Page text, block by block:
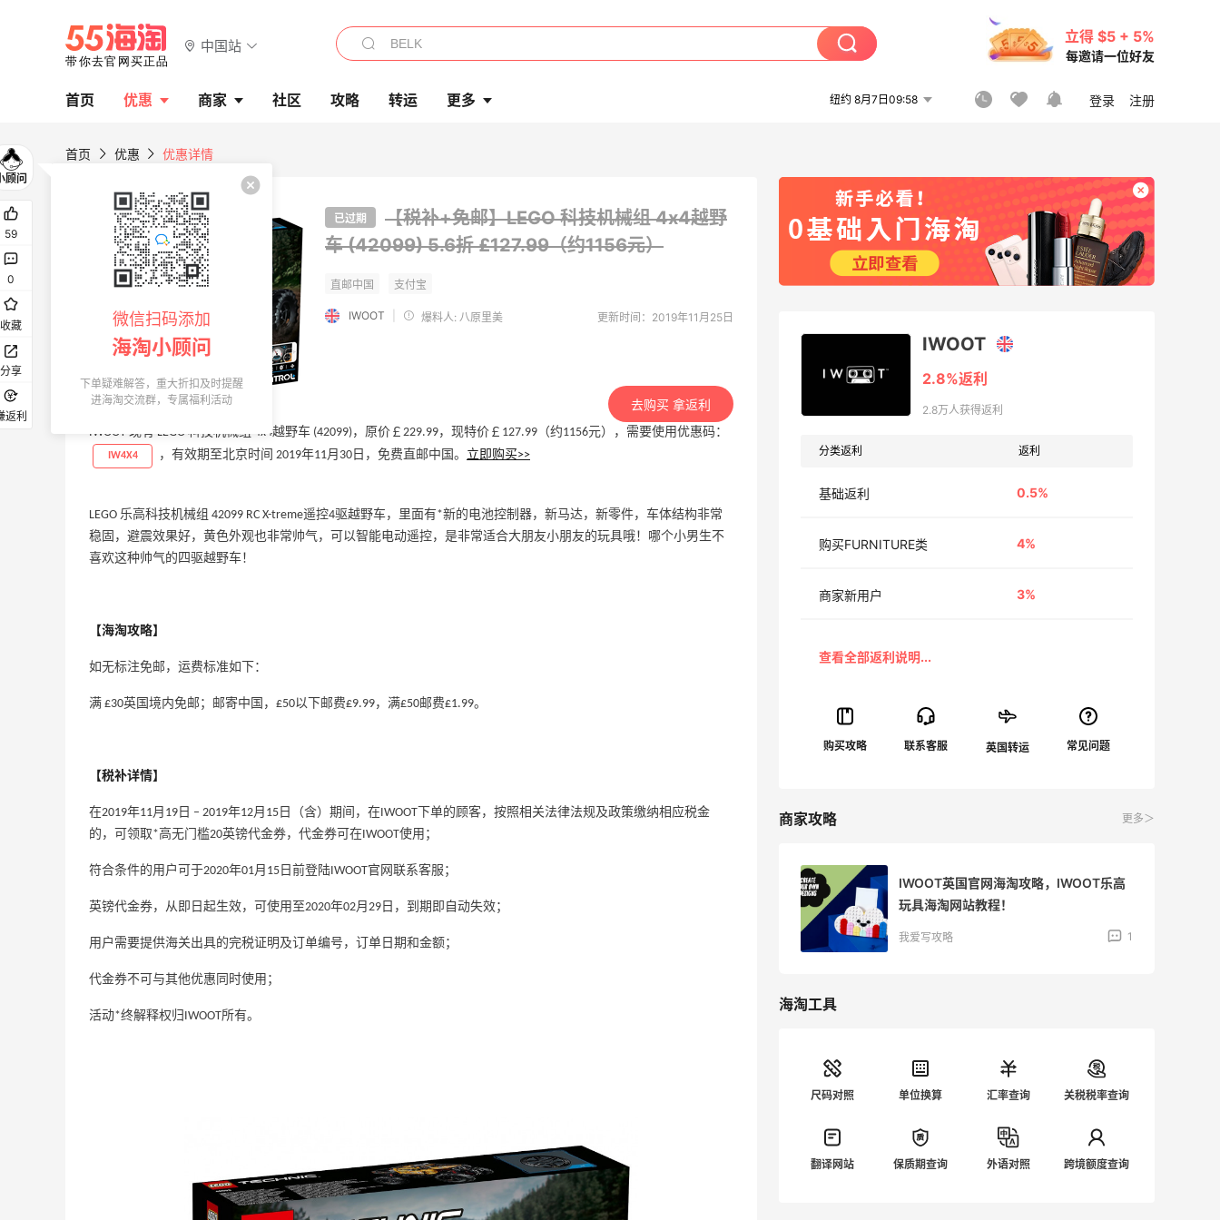
中国站
立得 $5 + 5%
每邀请一位好友
首页 优惠 商家 社区 攻略 转运 更多 纽约 8月7日09:58 登录 注册
首页 优惠 优惠详情
已过期
【税补+免邮】LEGO 科技机械组 4x4越野
车 (42099)5.6折 £127.99（约1156元）
IWOOT 爆料人: 八原里美 更新时间：2019年11月25日
去购买 拿返利
IWOOT 现有 LEGO 科技机械组 4x4越野车 (42099)，原价￡229.99，现特价￡127.99（约1156元），需要使用优惠码：
IW4X4 ，有效期至北京时间 2019年11月30日，免费直邮中国。 立即购买>>
LEGO 乐高科技机械组 42099 RC X-treme遥控4驱越野车，里面有*新的电池控制器，新马达，新零件，车体结构非常
稳固，避震效果好，黄色外观也非常帅气，可以智能电动遥控，是非常适合大朋友小朋友的玩具哦！哪个小男生不
喜欢这种帅气的四驱越野车！
【海淘攻略】
如无标注免邮，运费标准如下：
满 £30英国境内免邮；邮寄中国，£50以下邮费£9.99，满£50邮费£1.99。
【税补详情】
在2019年11月19日 – 2019年12月15日（含）期间，在IWOOT下单的顾客，按照相关法律法规及政策缴纳相应税金
的，可领取*高无门槛20英镑代金券，代金券可在IWOOT使用；
符合条件的用户可于2020年01月15日前登陆IWOOT官网联系客服；
英镑代金券，从即日起生效，可使用至2020年02月29日，到期即自动失效；
用户需要提供海关出具的完税证明及订单编号，订单日期和金额；
代金券不可与其他优惠同时使用；
活动*终解释权归IWOOT所有。
IWOOT
2.8%返利
2.8万人获得返利
分类返利 返利
基础返利 0.5%
购买FURNITURE类 4%
商家新用户 3%
英国转运
商家攻略 更多＞
IWOOT英国官网海淘攻略，IWOOT乐高
玩具海淘网站教程！
我爱写攻略 1
海淘工具
尺码对照 单位换算 汇率查询 关税税率查询
翻译网站 保质期查询 外语对照 跨境额度查询
59
0
收藏
分享
返利
微信扫码添加
海淘小顾问
下单疑难解答，重大折扣及时提醒
进海淘交流群，专属福利活动